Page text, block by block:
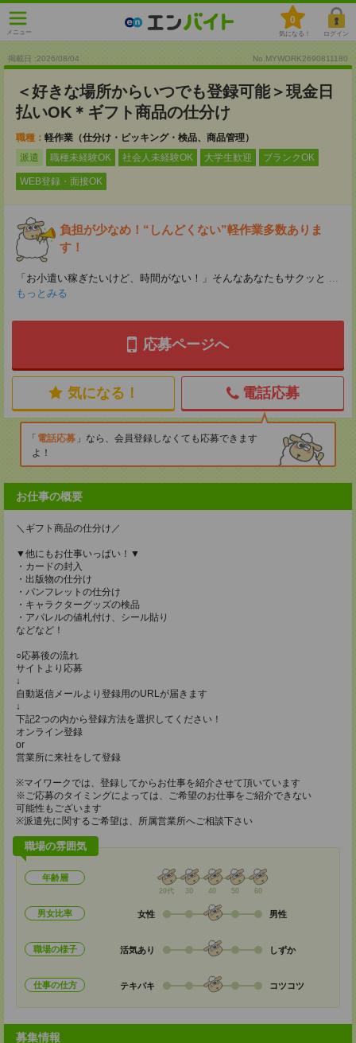
メニュー
0
気になる！ ログイン
掲載日 :2026/08/04 No.MYWORK2690811180
＜好きな場所からいつでも登録可能＞現金日
払いOK＊ギフト商品の仕分け
職種： 軽作業（仕分け・ピッキング・検品、商品管理）
派遣
職種未経験OK 社会人未経験OK 大学生歓迎 ブランクOK
WEB登録・面接OK
負担が少なめ！“しんどくない”軽作業多数ありま
す！
「お小遣い稼ぎたいけど、時間がない！」そんなあなたもサクッと ...
もっとみる
応募ページへ
気になる！ 電話応募
電話応募
なら、会員登録しなくても応募できます
よ！
お仕事の概要
＼ギフト商品の仕分け／
▼他にもお仕事いっぱい！▼
・カードの封入
・出版物の仕分け
・パンフレットの仕分け
・キャラクターグッズの検品
・アパレルの値札付け、シール貼り
などなど！
○応募後の流れ
サイトより応募
↓
自動返信メールより登録用のURLが届きます
↓
下記2つの内から登録方法を選択してください！
オンライン登録
or
営業所に来社をして登録
※マイワークでは、登録してからお仕事を紹介させて頂いています
※ご応募のタイミングによっては、ご希望のお仕事をご紹介できない
可能性もございます
※派遣先に関するご希望は、所属営業所へご相談下さい
職場の雰囲気
年齢層
20代 30 40 50 60
男女比率 女性 男性
職場の様子 活気あり しずか
仕事の仕方 テキパキ コツコツ
募集情報